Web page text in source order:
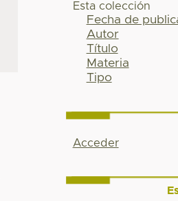
Esta colección
Fecha de
Autor
Título
Materia
Tipo
Acceder